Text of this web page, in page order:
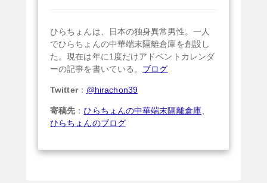
ひらちょんは、日本の独身異常男性。一人
でひらちょんの中華端末隔離倉庫を創設し
た。現在は年に1度だけアドベントカレンダ
ーの記事を書いている。 ブログ
Twitter： @hirachon39
寄稿先 ：ひらちょんの中華端末隔離倉庫、
ひらちょんのブログ